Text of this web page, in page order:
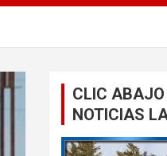
CLIC ABAJO
NOTICIAS